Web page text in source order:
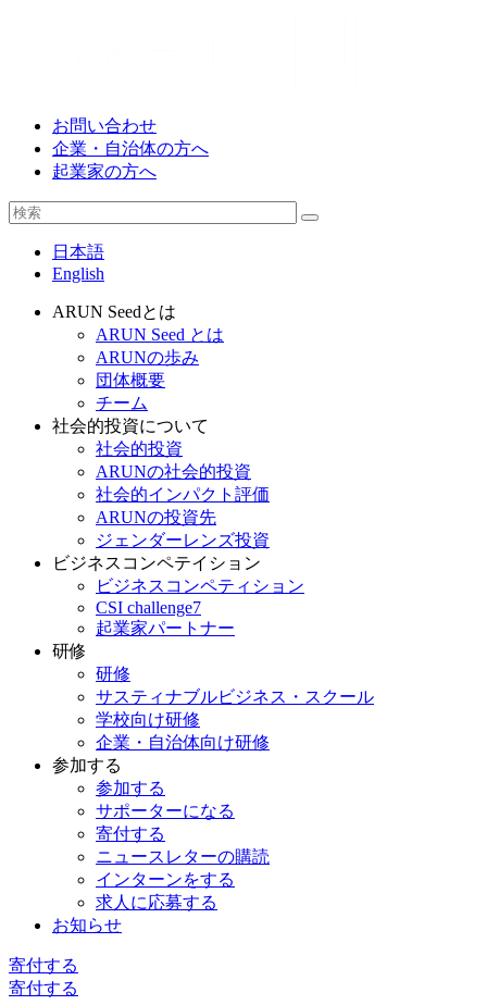
お問い合わせ
企業・自治体の方へ
起業家の方へ
日本語
English
ARUN Seedとは
ARUN Seed とは
ARUNの歩み
団体概要
チーム
社会的投資について
社会的投資
ARUNの社会的投資
社会的インパクト評価
ARUNの投資先
ジェンダーレンズ投資
ビジネスコンペテイション
ビジネスコンペティション
CSI challenge7
起業家パートナー
研修
研修
サスティナブルビジネス・スクール
学校向け研修
企業・自治体向け研修
参加する
参加する
サポーターになる
寄付する
ニュースレターの購読
インターンをする
求人に応募する
お知らせ
寄付する
寄付する